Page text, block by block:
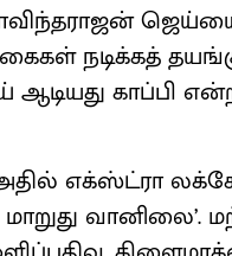
ஜெய்யைத்
நடிக்கத்
ஆடியது காப்பி
எக்ஸ்ட்ரா
வானிலை’.